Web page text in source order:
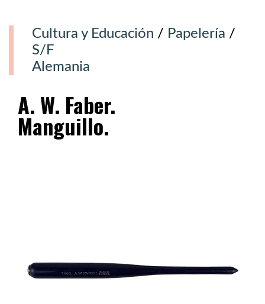
Cultura y Educación / Papelería /
S/F
Alemania
A. W. Faber.
Manguillo.